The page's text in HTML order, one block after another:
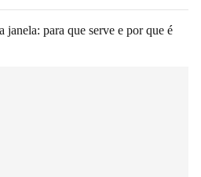
janela: para que serve e por que é